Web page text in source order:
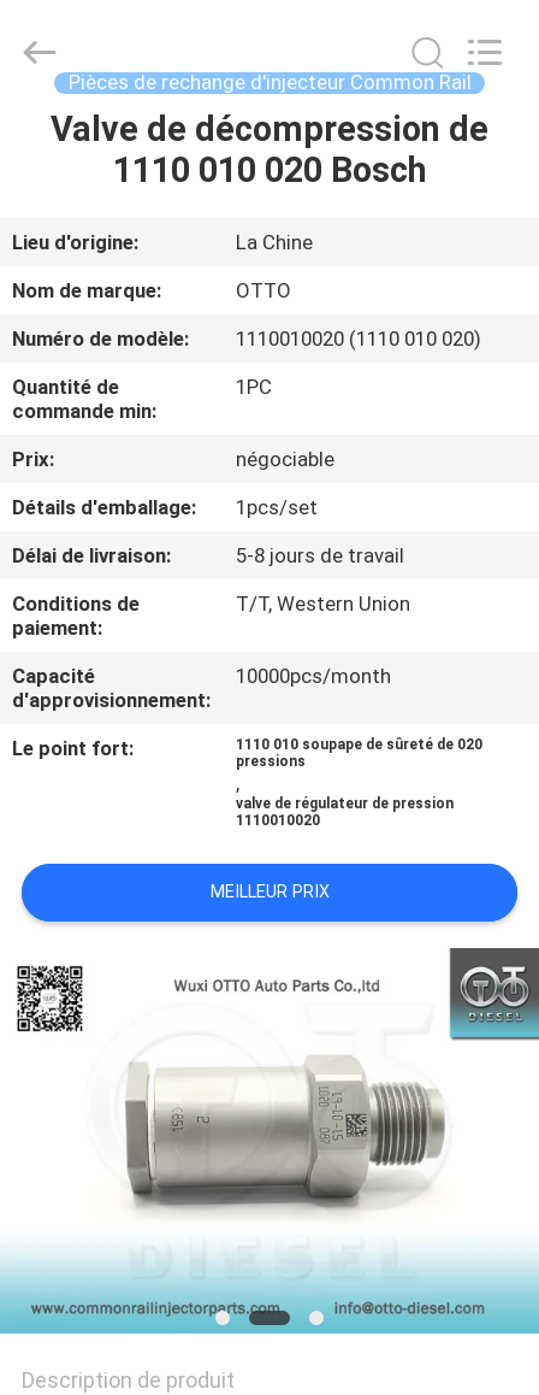
PRODUITS
PROPOS
DE
VISITE
DE
L'USINE
CONTRÔLE
QUALITÉ
NOUS
NOUVELLES
LES
AFFAIRES
PRIVACY
OTTO
AUTO
Pièces de rechange d'injecteur Common Rail
Valve de décompression de
1110 010 020 Bosch
Lieu d'origine:
La Chine
Nom de marque:
OTTO
Numéro de modèle:
1110010020 (1110 010 020)
Quantité de
commande min:
1PC
Prix:
négociable
Détails d'emballage:
1pcs/set
Délai de livraison:
5-8 jours de travail
Conditions de
paiement:
T/T, Western Union
Capacité
d'approvisionnement:
10000pcs/month
Le point fort:
1110 010 soupape de sûreté de 020
pressions
,
valve de régulateur de pression
1110010020
MEILLEUR PRIX
Description de produit